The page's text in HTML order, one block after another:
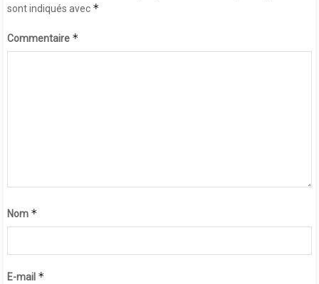
sont indiqués avec *
Commentaire *
Nom *
E-mail *